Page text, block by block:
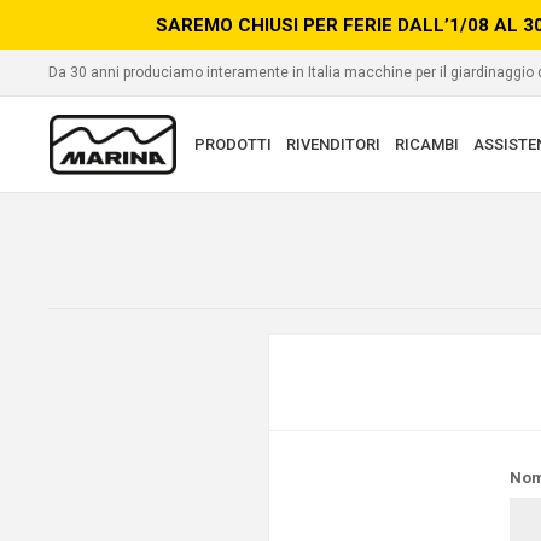
SAREMO CHIUSI PER FERIE DALL’1/08 AL
Da 30 anni produciamo interamente in Italia macchine per il
PRODOTTI RIVENDITORI RICAMBI